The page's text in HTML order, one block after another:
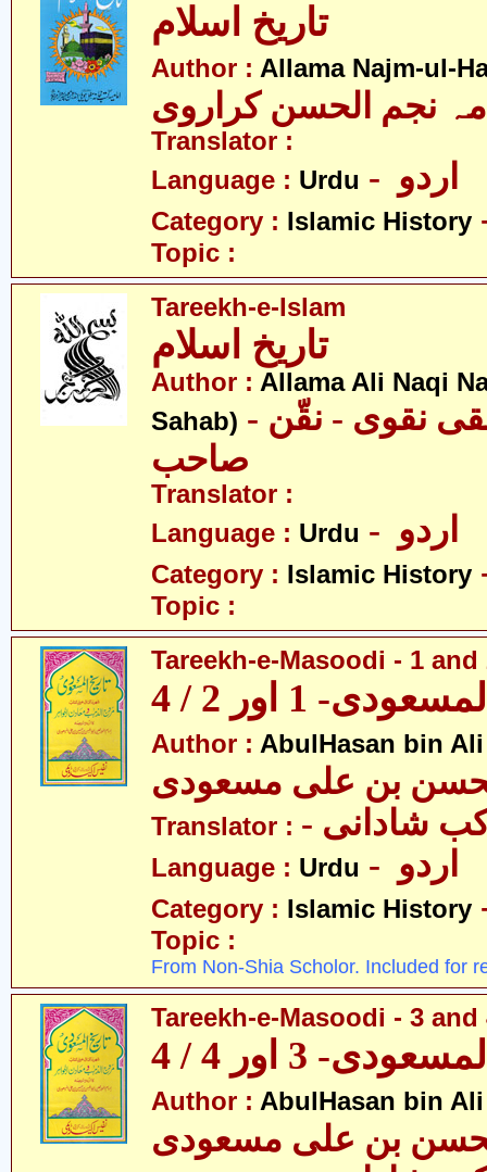
تاریخ اسلام
Author : Allama Najm-ul-
نجم الحسن کراروی
Translator :
Language : Urdu
Category : Islamic History
Topic :
Tareekh-e-Islam
تاریخ اسلام
Author : Allama Ali Naqi
Sahab) - علامہ علی نقی نقوی - نقّن
صاحب
Translator :
Language : Urdu
Category : Islamic History
Topic :
Tareekh-e-Masoodi - 1 and
1 اور 2 / 4
Author : AbulHasan bin
Translator : شادانی
Language : Urdu
Category : Islamic History
Topic :
From Non-Shia Scholor. Included for
Tareekh-e-Masoodi - 3 and
3 اور 4 / 4
Author : AbulHasan bin